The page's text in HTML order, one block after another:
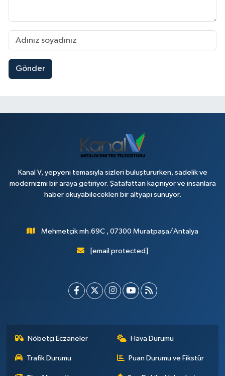
Gönder
Kanal V, yepyeni temasıyla sizleri buluştururken, sadelik ve
modernizmi bir araya getiriyor. Şatafattan kaçınıyor ve insanlara
haber okuyabilecekleri bir altyapı sunuyor.
Mehmetçik mh.69C , 07300 Muratpaşa/Antalya
[email protected]
Nöbetçi Eczaneler Hava Durumu
Trafik Durumu Puan Durumu ve Fikstür